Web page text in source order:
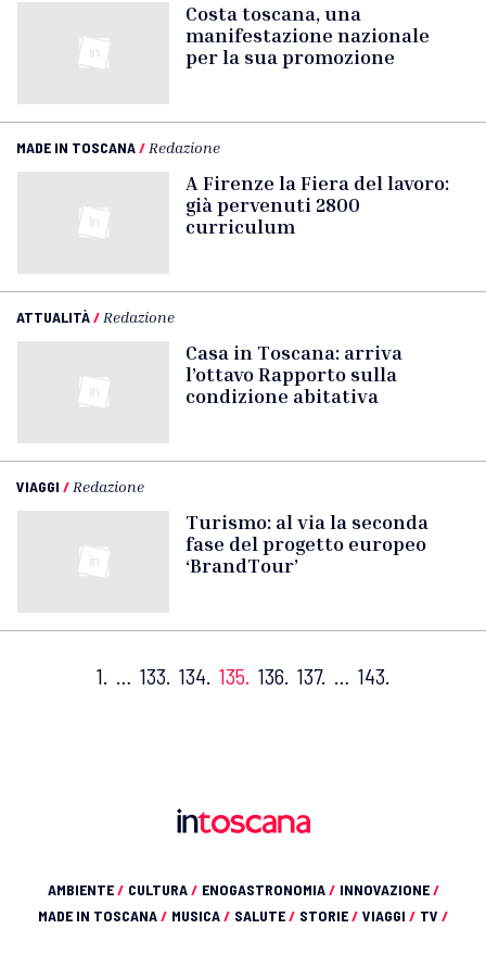
Costa toscana, una
manifestazione nazionale
per la sua promozione
MADE IN TOSCANA/ Redazione
A Firenze la Fiera del lavoro:
già pervenuti 2800
curriculum
ATTUALITÀ/ Redazione
Casa in Toscana: arriva
l’ottavo Rapporto sulla
condizione abitativa
VIAGGI / Redazione
Turismo: al via la seconda
fase del progetto europeo
‘BrandTour’
1. … 133. 134. 135. 136. 137. … 143.
AMBIENTE/ CULTURA/ ENOGASTRONOMIA/ INNOVAZIONE/
MADE IN TOSCANA/ MUSICA/ SALUTE/ STORIE/ VIAGGI / TV /